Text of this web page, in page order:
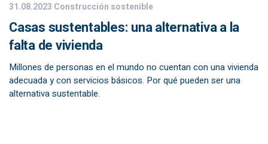
31.08.2023 Construcción sostenible
Casas sustentables: una alternativa a la
falta de vivienda
Millones de personas en el mundo no cuentan con una vivienda
adecuada y con servicios básicos. Por qué pueden ser una
alternativa sustentable.